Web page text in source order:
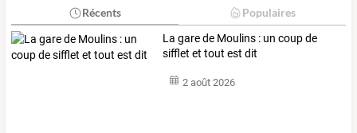
Récents Populaires
La gare de Moulins : un coup de
sifflet et tout est dit
2 août 2026